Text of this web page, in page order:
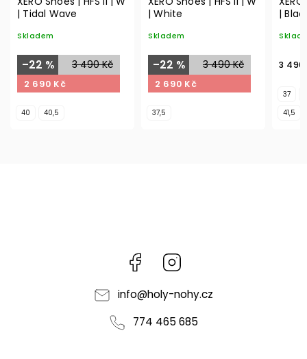
| Tidal Wave
Skladem
3 490 Kč
–22 %
2 690 Kč
40 40,5
| White
Skladem
3 490 Kč
–22 %
2 690 Kč
37,5
|
3 490
37
41,5
Facebook
info@holy-nohy.cz
774 465 685